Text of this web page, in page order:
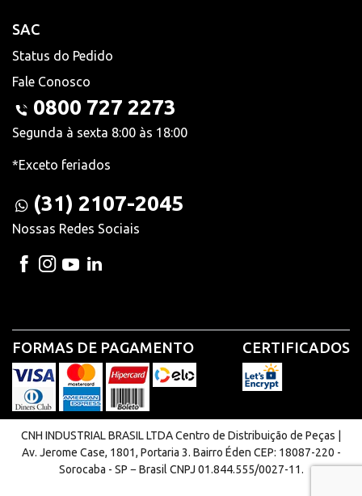
SAC
Status do Pedido
Fale Conosco
0800 727 2273
Segunda à sexta 8:00 às 18:00
*Exceto feriados
(31) 2107-2045
Nossas Redes Sociais
FORMAS DE PAGAMENTO CERTIFICADOS
CNH INDUSTRIAL BRASIL LTDA Centro de Distribuição de Peças |
Av. Jerome Case, 1801, Portaria 3. Bairro Éden CEP: 18087-220 -
Sorocaba - SP − Brasil CNPJ 01.844.555/0027-11.